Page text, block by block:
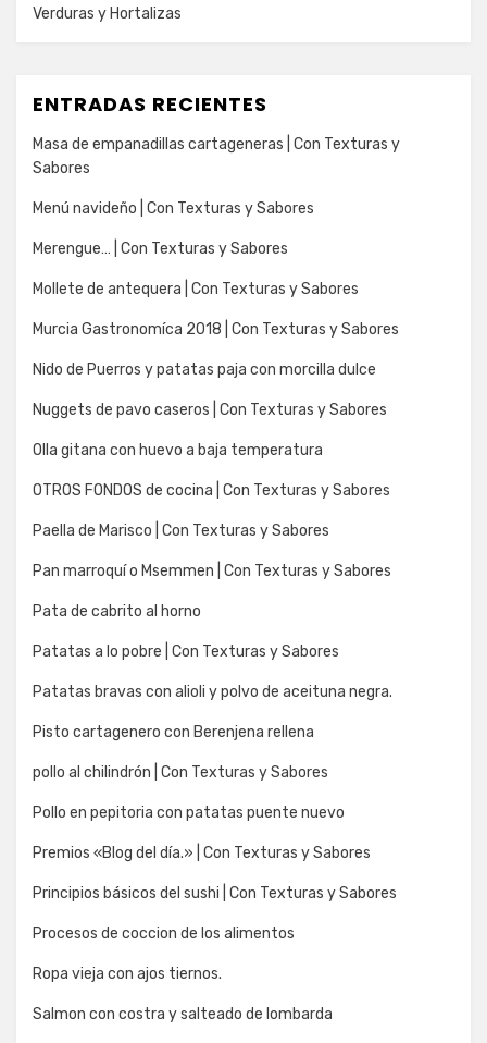
Verduras y Hortalizas
ENTRADAS RECIENTES
Masa de empanadillas cartageneras | Con Texturas y
Sabores
Menú navideño | Con Texturas y Sabores
Merengue… | Con Texturas y Sabores
Mollete de antequera | Con Texturas y Sabores
Murcia Gastronomíca 2018 | Con Texturas y Sabores
Nido de Puerros y patatas paja con morcilla dulce
Nuggets de pavo caseros | Con Texturas y Sabores
Olla gitana con huevo a baja temperatura
OTROS FONDOS de cocina | Con Texturas y Sabores
Paella de Marisco | Con Texturas y Sabores
Pan marroquí o Msemmen | Con Texturas y Sabores
Pata de cabrito al horno
Patatas a lo pobre | Con Texturas y Sabores
Patatas bravas con alioli y polvo de aceituna negra.
Pisto cartagenero con Berenjena rellena
pollo al chilindrón | Con Texturas y Sabores
Pollo en pepitoria con patatas puente nuevo
Premios «Blog del día.» | Con Texturas y Sabores
Principios básicos del sushi | Con Texturas y Sabores
Procesos de coccion de los alimentos
Ropa vieja con ajos tiernos.
Salmon con costra y salteado de lombarda